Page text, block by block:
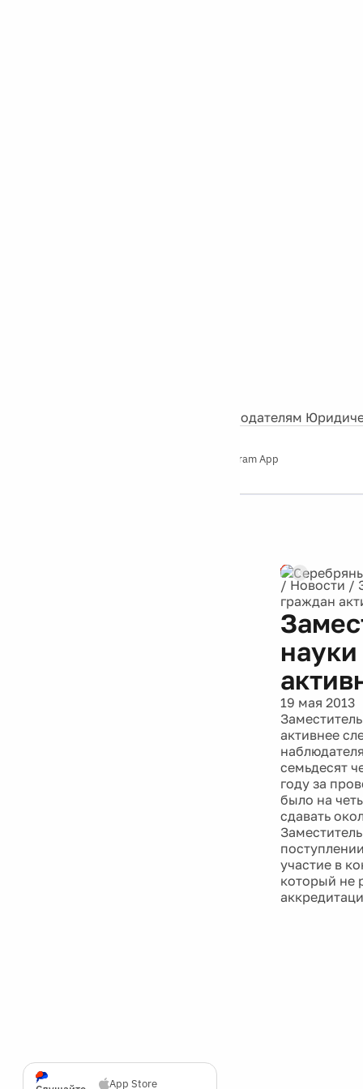
Рекламодателям
Telegram App
App Store
/ Новости /
граждан
19 мая 2013
активнее
семьдесят
году за
было на
сдавать
участие в
который не